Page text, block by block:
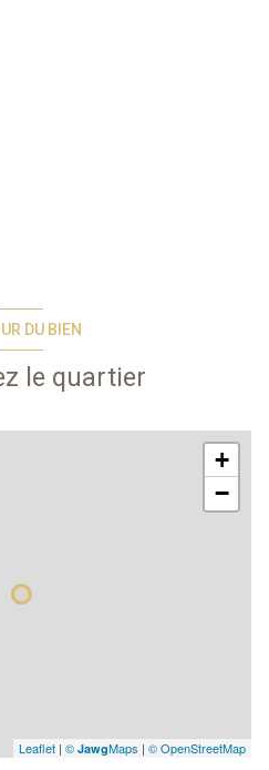
DU BIEN
le quartier
+
−
Leaflet | © JawgMaps | © OpenStreetMap